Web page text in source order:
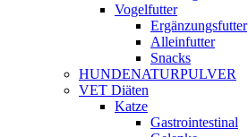
Vogelfutter
Ergänzungsfutter
Alleinfutter
Snacks
HUNDENATURPULVER
VET Diäten
Katze
Gastrointestinal